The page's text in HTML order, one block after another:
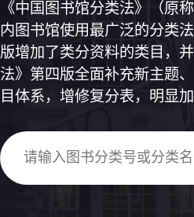
《中国图书馆分类法》（原
内图书馆使用最广泛的分类
版增加了类分资料的类目，
法》第四版全面补充新主题
目体系，增修复分表，明显